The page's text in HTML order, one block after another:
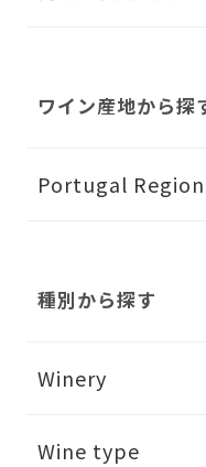
ワイン産地から探
Portugal
種別から探す
Winery
Wine type